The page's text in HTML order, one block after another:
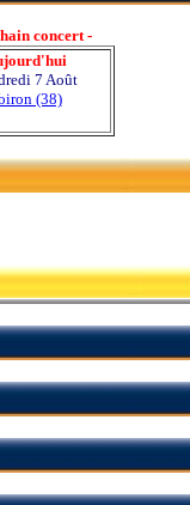
concert -
7 Août
(38)